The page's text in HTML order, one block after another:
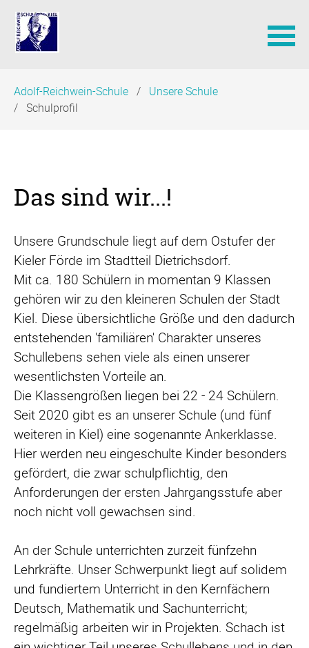
überspringen
Adolf-Reichwein-Schule
Unsere Schule
Schulprofil
Das sind wir...!
Unsere Grundschule liegt auf dem Ostufer der
Kieler Förde im Stadtteil Dietrichsdorf.
Mit ca. 180 Schülern in momentan 9 Klassen
gehören wir zu den kleineren Schulen der Stadt
Kiel. Diese übersichtliche Größe und den dadurch
entstehenden 'familiären' Charakter unseres
Schullebens sehen viele als einen unserer
wesentlichsten Vorteile an.
Die Klassengrößen liegen bei 22 - 24 Schülern.
Seit 2020 gibt es an unserer Schule (und fünf
weiteren in Kiel) eine sogenannte Ankerklasse.
Hier werden neu eingeschulte Kinder besonders
gefördert, die zwar schulpflichtig, den
Anforderungen der ersten Jahrgangsstufe aber
noch nicht voll gewachsen sind.
An der Schule unterrichten zurzeit fünfzehn
Lehrkräfte. Unser Schwerpunkt liegt auf solidem
und fundiertem Unterricht in den Kernfächern
Deutsch, Mathematik und Sachunterricht;
regelmäßig arbeiten wir in Projekten. Schach ist